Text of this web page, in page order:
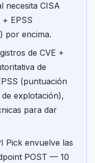
necesita CISA
EPSS
por encima.
de CVE +
de
(puntuación
de explotación),
para dar
Pick envuelve las
POST — 10